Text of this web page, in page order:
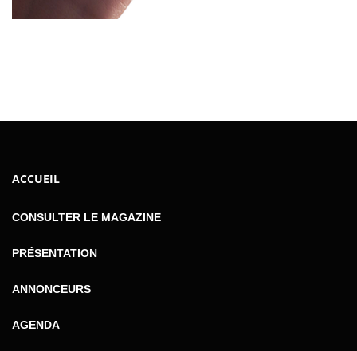
ACCUEIL
CONSULTER LE MAGAZINE
PRÉSENTATION
ANNONCEURS
AGENDA